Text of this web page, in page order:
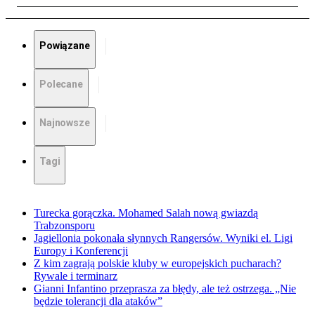
Powiązane
Polecane
Najnowsze
Tagi
Turecka gorączka. Mohamed Salah nową gwiazdą
Trabzonsporu
Jagiellonia pokonała słynnych Rangersów. Wyniki el. Ligi
Europy i Konferencji
Z kim zagrają polskie kluby w europejskich pucharach?
Rywale i terminarz
Gianni Infantino przeprasza za błędy, ale też ostrzega. „Nie
będzie tolerancji dla ataków”